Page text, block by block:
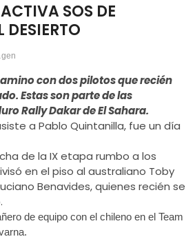
ú
SOS DE
DESIERTO
con dos pilotos que recién
Estas son parte de las
Rally Dakar de El Sahara.
a Pablo Quintanilla, fue un día
de la IX etapa rumbo a los
en el piso al australiano Toby
Benavides, quienes recién se
de equipo con el chileno en el Team